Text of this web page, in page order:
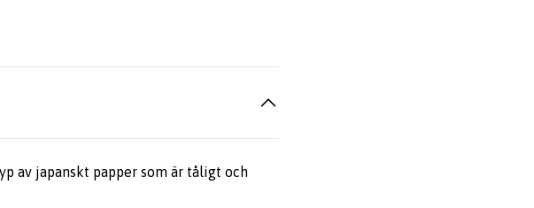
av japanskt papper som är tåligt och